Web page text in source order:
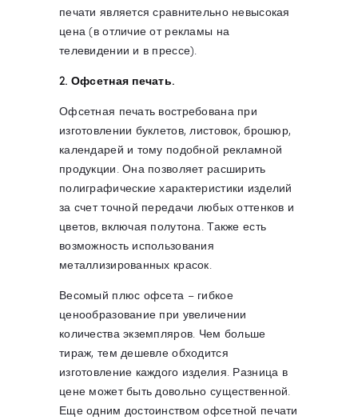
печати является сравнительно невысокая
цена (в отличие от рекламы на
телевидении и в прессе).
2. Офсетная печать.
Офсетная печать востребована при
изготовлении буклетов, листовок, брошюр,
календарей и тому подобной рекламной
продукции. Она позволяет расширить
полиграфические характеристики изделий
за счет точной передачи любых оттенков и
цветов, включая полутона. Также есть
возможность использования
металлизированных красок.
Весомый плюс офсета – гибкое
ценообразование при увеличении
количества экземпляров. Чем больше
тираж, тем дешевле обходится
изготовление каждого изделия. Разница в
цене может быть довольно существенной.
Еще одним достоинством офсетной печати